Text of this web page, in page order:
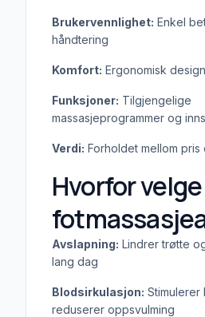
Brukervennlighet: Enkel
håndtering
Komfort: Ergonomisk
Funksjoner: Tilgjengelige
massasjeprogrammer og
Verdi: Forholdet mellom
Hvorfor velge
Avslapning: Lindrer trøtte
lang dag
Blodsirkulasjon: Stimulerer
reduserer oppsvulming